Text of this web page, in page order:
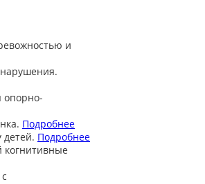
и
опорно-
Подробнее
Подробнее